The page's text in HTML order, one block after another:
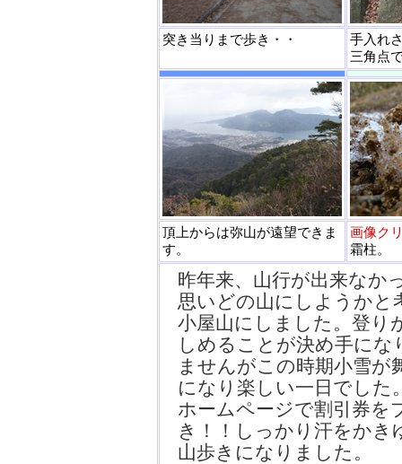
突き当りまで歩き・・
手入れ
三角点
頂上からは弥山が遠望できま
す。
画像ク
霜柱。
昨年来、山行が出来なか
思いどの山にしようかと
小屋山にしました。登り
しめることが決め手に
ませんがこの時期小雪が
になり楽しい一日でした
ホームページで割引券を
き！！しっかり汗をかき
山歩きになりました。